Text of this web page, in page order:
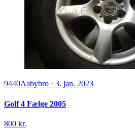
9440Aabybro · 3. jan. 2023
Golf 4 Fælge 2005
800 kr.